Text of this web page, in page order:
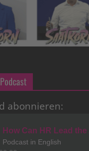
abonnieren: